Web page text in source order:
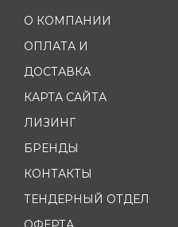
О КОМПАНИИ
ОПЛАТА И
ДОСТАВКА
КАРТА САЙТА
ЛИЗИНГ
БРЕНДЫ
КОНТАКТЫ
ТЕНДЕРНЫЙ ОТДЕЛ